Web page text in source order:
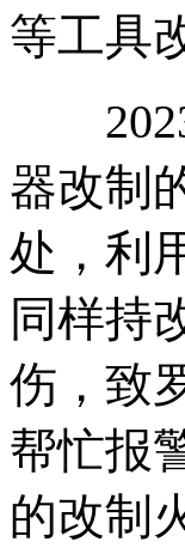
等工具
2023
器改制
处，利
同样持
伤，致
帮忙报
的改制